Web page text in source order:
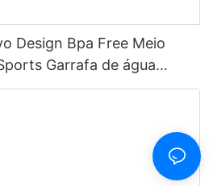
Design Bpa Free Meio
Garrafa de água
transparente com